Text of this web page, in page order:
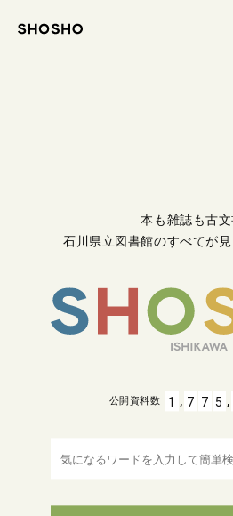
本も雑誌も古文
石川県立図書館のすべてが
公開資料数 1 , 7 7 5 ,